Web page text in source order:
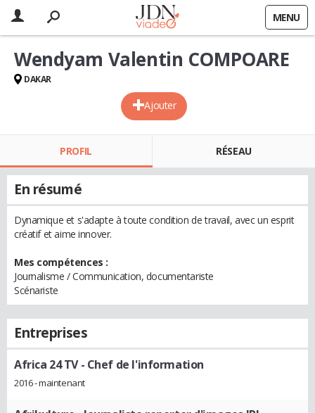
MENU
Ajouter
Wendyam Valentin COMPOARE
DAKAR
PROFIL RÉSEAU
En résumé
Dynamique et s'adapte à toute condition de travail, avec un esprit
créatif et aime innover.
Mes compétences :
Journalisme / Communication, documentariste
Scénariste
Entreprises
Africa 24 TV- Chef de l'information
2016 - maintenant